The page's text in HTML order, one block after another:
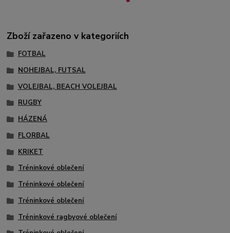
Zboží zařazeno v kategoriích
FOTBAL
NOHEJBAL, FUTSAL
VOLEJBAL, BEACH VOLEJBAL
RUGBY
HÁZENÁ
FLORBAL
KRIKET
Tréninkové oblečení
Tréninkové oblečení
Tréninkové oblečení
Tréninkové ragbyové oblečení